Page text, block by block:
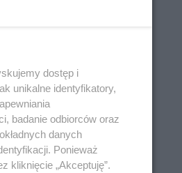
dostęp i
unikalne identyfikatory,
badanie odbiorców oraz
danych
Ponieważ
kliknięcie „Akceptuję”.